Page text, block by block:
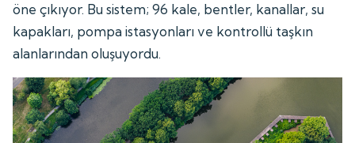
öne çıkıyor. Bu sistem; 96 kale, bentler, kanallar, su
kapakları, pompa istasyonları ve kontrollü taşkın
alanlarından oluşuyordu.